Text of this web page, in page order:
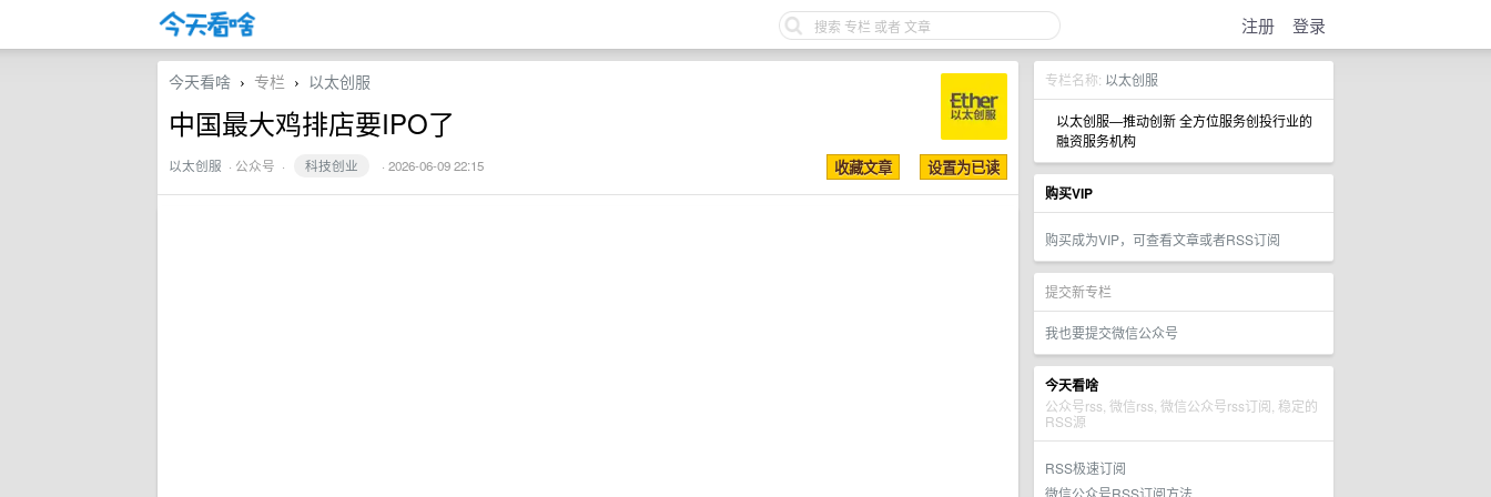
注册 登录
专栏名称: 以太创服
以太创服—推动创新 全方位服务创投行业的
融资服务机构
购买VIP
购买成为VIP，可查看文章或者RSS订阅
提交新专栏
我也要提交微信公众号
今天看啥
公众号rss, 微信rss, 微信公众号rss订阅, 稳定的
RSS源
RSS极速订阅
微信公众号RSS订阅方法
今天看啥 › 专栏 › 以太创服
中国最大鸡排店要IPO了
以太创服 · 公众号 · 科技创业 · 2026-06-09 22:15